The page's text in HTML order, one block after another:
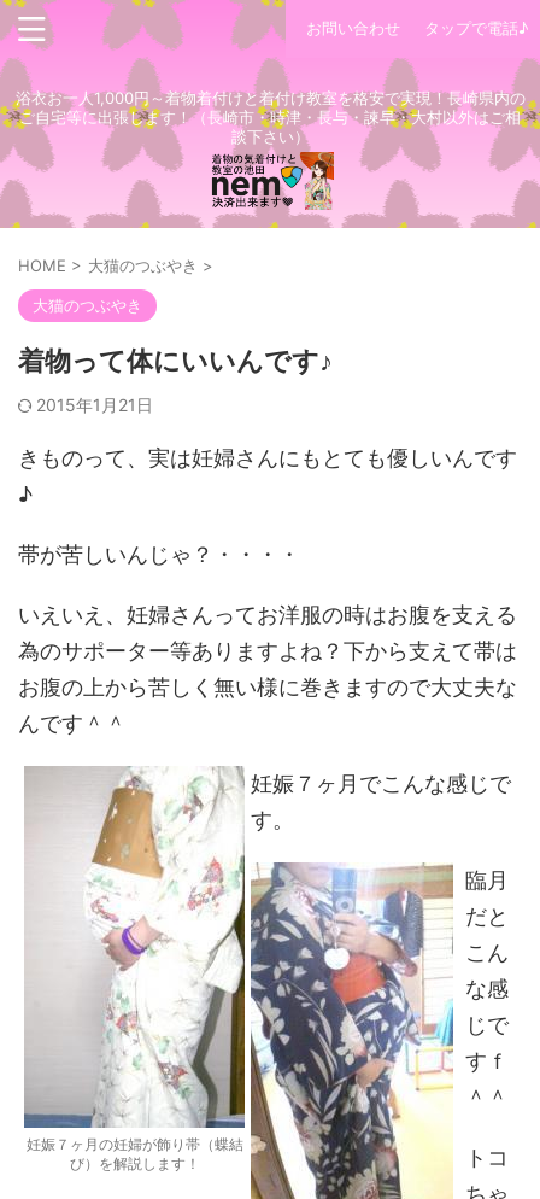
お問い合わせ タップで電話♪
浴衣お一人1,000円～着物着付けと着付け教室を格安で実現！長崎県内の
ご自宅等に出張します！（長崎市・時津・長与・諫早・大村以外はご相
談下さい）
HOME > 大猫のつぶやき >
大猫のつぶやき
着物って体にいいんです♪
2015年1月21日
きものって、実は妊婦さんにもとても優しいんです
♪
帯が苦しいんじゃ？・・・・
いえいえ、妊婦さんってお洋服の時はお腹を支える
為のサポーター等ありますよね？下から支えて帯は
お腹の上から苦しく無い様に巻きますので大丈夫な
んです＾＾
妊娠７ヶ月の妊婦が飾り帯（蝶結
び）を解説します！
妊娠７ヶ月でこんな感じで
す。
臨月
だと
こん
な感
じで
すｆ
＾＾
トコ
ちゃ